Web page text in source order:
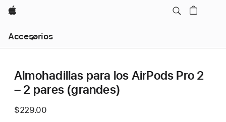
Apple
Accesorios
local
-
menúAlmohadillas para los AirPods Pro 2
– 2 pares (grandes)
$229.00